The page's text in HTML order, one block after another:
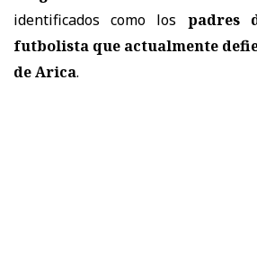
identificados como los padres
futbolista que actualmente
de Arica.